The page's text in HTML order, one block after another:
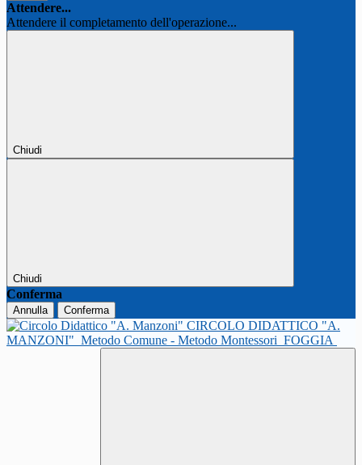
Attendere...
Attendere il completamento dell'operazione...
Chiudi
Chiudi
Conferma
Annulla Conferma
CIRCOLO DIDATTICO "A.
MANZONI" Metodo Comune - Metodo Montessori FOGGIA